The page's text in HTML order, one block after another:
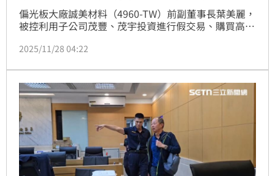
偏光板大廠誠美材料（4960-TW）前副董事長葉美麗，
被控利用子公司茂豐、茂宇投資進行假交易、購買高價
的郡宏光電股票，致使誠美材、茂豐公司蒙受共2億餘
刑。可上訴。
2025/11/28 04:22